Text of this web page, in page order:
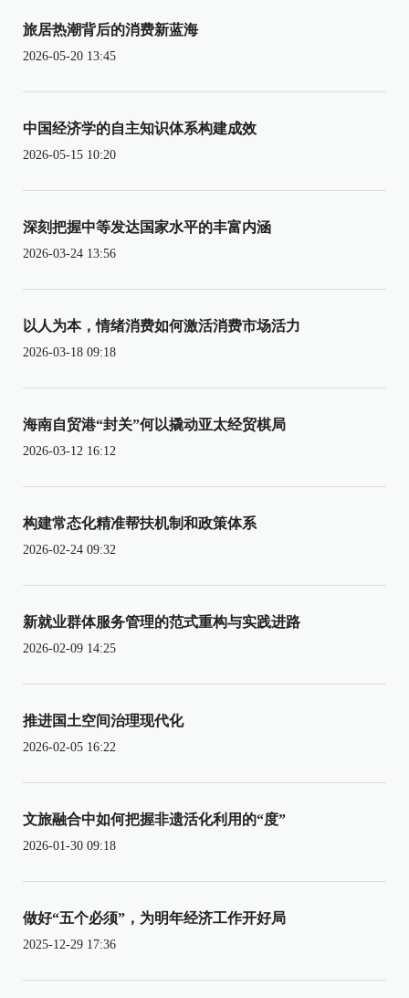
旅居热潮背后的消费新蓝海
2026-05-20 13:45
中国经济学的自主知识体系构建成效
2026-05-15 10:20
深刻把握中等发达国家水平的丰富内涵
2026-03-24 13:56
以人为本，情绪消费如何激活消费市场活力
2026-03-18 09:18
海南自贸港“封关”何以撬动亚太经贸棋局
2026-03-12 16:12
构建常态化精准帮扶机制和政策体系
2026-02-24 09:32
新就业群体服务管理的范式重构与实践进路
2026-02-09 14:25
推进国土空间治理现代化
2026-02-05 16:22
文旅融合中如何把握非遗活化利用的“度”
2026-01-30 09:18
做好“五个必须”，为明年经济工作开好局
2025-12-29 17:36